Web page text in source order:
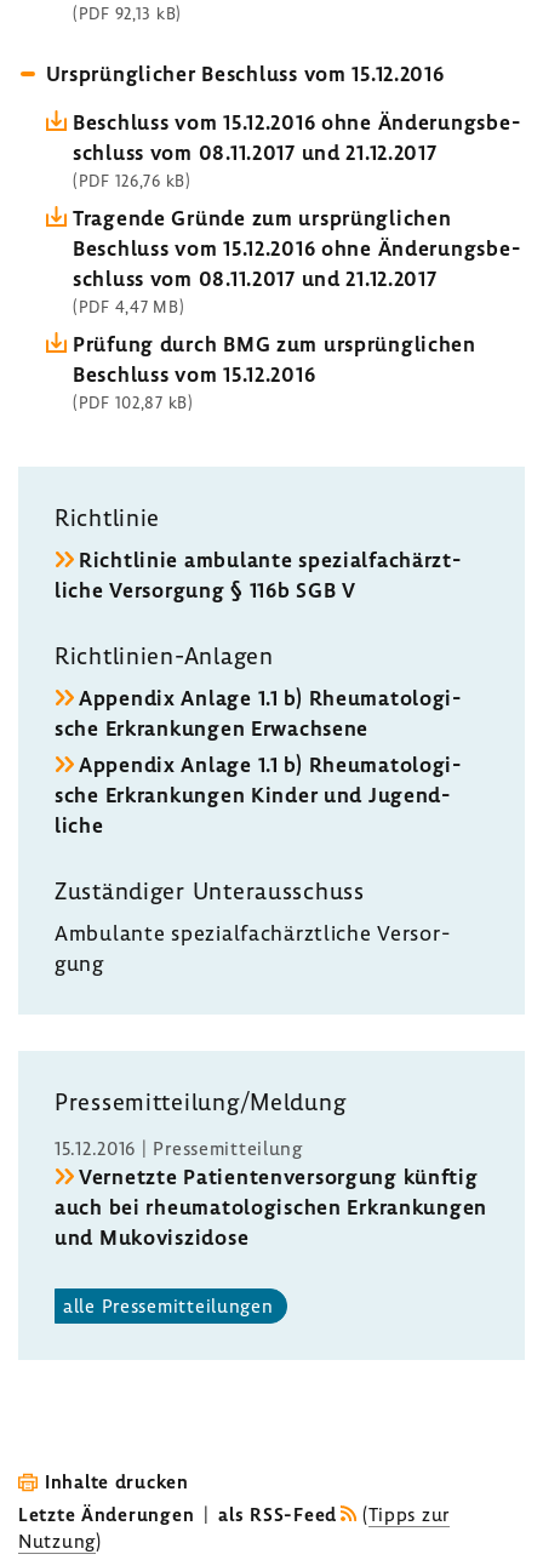
(PDF 92,13 kB)
Ursprüng­li­cher Beschluss vom 15.12.2016
Beschluss vom 15.12.2016 ohne Ände­rungs­be­
schluss vom 08.11.2017 und 21.12.2017
(PDF 126,76 kB)
Tragende Gründe zum ursprüng­li­chen
Beschluss vom 15.12.2016 ohne Ände­rungs­be­
schluss vom 08.11.2017 und 21.12.2017
(PDF 4,47 MB)
Prüfung durch BMG zum ursprüng­li­chen
Beschluss vom 15.12.2016
(PDF 102,87 kB)
Richt­linie
Richt­linie ambu­lante spezi­al­fach­ärzt­
liche Versor­gung § 116b SGB V
Richtlinien-​Anlagen
Appendix Anlage 1.1 b) Rheu­ma­to­lo­gi­
sche Erkran­kungen Erwach­sene
Appendix Anlage 1.1 b) Rheu­ma­to­lo­gi­
sche Erkran­kungen Kinder und Jugend­
liche
Zustän­diger Unter­aus­schuss
Ambu­lante spezi­al­fach­ärzt­liche Versor­
gung
Pres­se­mit­tei­lung/Meldung
15.12.2016 | Pres­se­mit­tei­lung
Vernetzte Pati­en­ten­ver­sor­gung künftig
auch bei rheu­ma­to­lo­gi­schen Erkran­kungen
und Muko­vis­zi­dose
alle Pres­se­mit­tei­lungen
Inhalte drucken
Letzte Änderungen | als RSS-Feed (Tipps zur
Nutzung)